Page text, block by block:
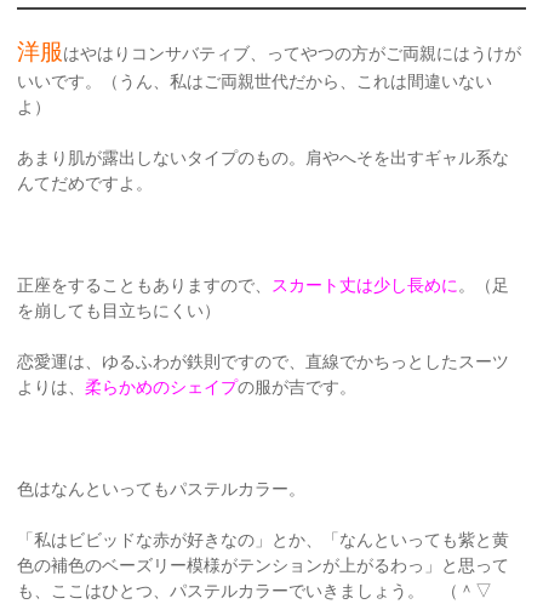
洋服はやはりコンサバティブ、ってやつの方がご両親にはうけが
いいです。（うん、私はご両親世代だから、これは間違いない
よ）
あまり肌が露出しないタイプのもの。肩やへそを出すギャル系な
んてだめですよ。
正座をすることもありますので、 スカート丈は少し長めに 。（足
を崩しても目立ちにくい）
恋愛運は、ゆるふわが鉄則ですので、直線でかちっとしたスーツ
よりは、柔らかめのシェイプの服が吉です。
色はなんといってもパステルカラー。
「私はビビッドな赤が好きなの」とか、「なんといっても紫と黄
色の補色のベーズリー模様がテンションが上がるわっ」と思って
も、ここはひとつ、パステルカラーでいきましょう。 （＾▽